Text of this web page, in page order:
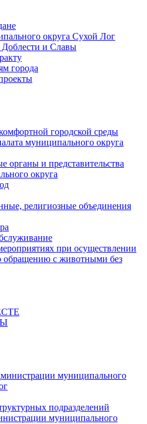
округа Сухой Лог
Доблести и Славы
города
городской среды
муниципального округа
органы и представительства
округа
религиозные объединения
при осуществлении
обращению с животными без
муниципального
подразделений
муниципального